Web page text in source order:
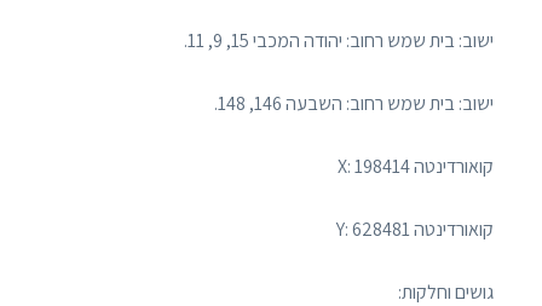
ישוב: בית שמש רחוב: יהודה המכבי 15, 9, 11.
ישוב: בית שמש רחוב: השבעה 146, 148.
קואורדינטה 198414 :X
קואורדינטה 628481 :Y
גושים וחלקות: